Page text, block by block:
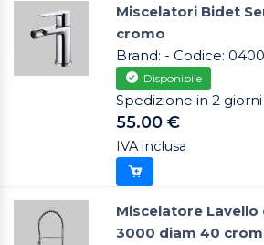
Miscelatori Bidet
cromo
Brand: - Codice:
Disponibile
Spedizione in 2
55.00 €
IVA inclusa
Miscelatore Lavello
3000 diam 40